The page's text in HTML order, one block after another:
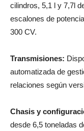
cilindros, 5,1 l y 7,7l
escalones de
300 CV.
Transmisiones:
automatizada de
relaciones según
Chasis y
desde 6,5 toneladas